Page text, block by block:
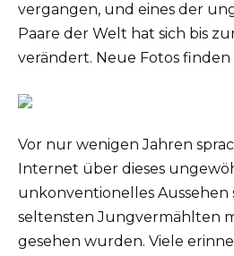
vergangen, und eines der
Paare der Welt hat sich bis
verändert. Neue Fotos finden
Vor nur wenigen Jahren
Internet über dieses
unkonventionelles Aussehen
seltensten Jungvermählten
gesehen wurden. Viele